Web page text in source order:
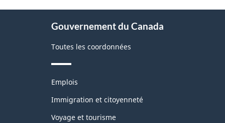
Gouvernement du Canada
Toutes les coordonnées
Thèmes
sujets
Emplois
Immigration et citoyenneté
Voyage et tourisme